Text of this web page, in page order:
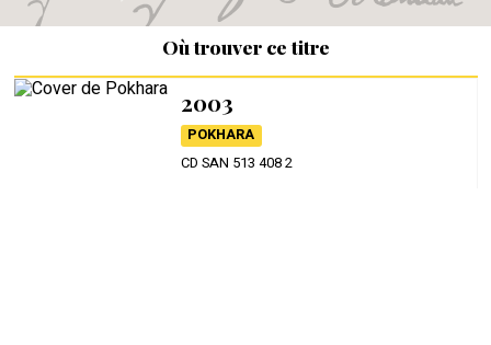
Où trouver ce titre
2003
POKHARA
CD SAN 513 408 2